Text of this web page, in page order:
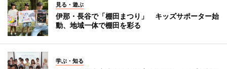
見る・遊ぶ
伊那・長谷で「棚田まつり」 キッズサポーター始
動、地域一体で棚田を彩る
学ぶ・知る